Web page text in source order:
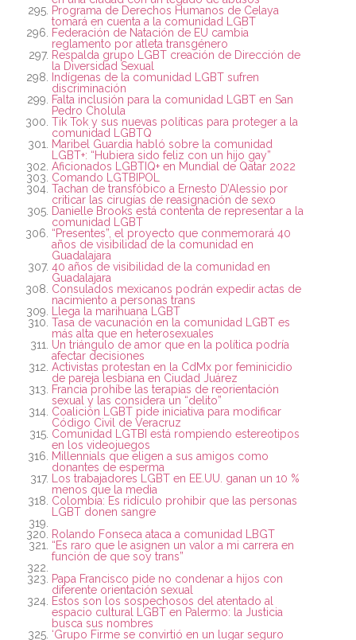
Programa de Derechos Humanos de Celaya
tomará en cuenta a la comunidad LGBT
Federación de Natación de EU cambia
reglamento por atleta transgénero
Respalda grupo LGBT creación de Dirección de
la Diversidad Sexual
Indígenas de la comunidad LGBT sufren
discriminación
Falta inclusión para la comunidad LGBT en San
Pedro Cholula
Tik Tok y sus nuevas políticas para proteger a la
comunidad LGBTQ
Maribel Guardia habló sobre la comunidad
LGBT+: “Hubiera sido feliz con un hijo gay”
Aficionados LGBTIQ+ en Mundial de Qatar 2022
Comando LGTBIPOL
Tachan de transfóbico a Ernesto D’Alessio por
criticar las cirugías de reasignación de sexo
Danielle Brooks está contenta de representar a la
comunidad LGBT
“Presentes”, el proyecto que conmemorará 40
años de visibilidad de la comunidad en
Guadalajara
40 años de visibilidad de la comunidad en
Guadalajara
Consulados mexicanos podrán expedir actas de
nacimiento a personas trans
Llega la marihuana LGBT
Tasa de vacunación en la comunidad LGBT es
más alta que en heterosexuales
Un triángulo de amor que en la política podría
afectar decisiones
Activistas protestan en la CdMx por feminicidio
de pareja lesbiana en Ciudad Juárez
Francia prohíbe las terapias de reorientación
sexual y las considera un “delito”
Coalición LGBT pide iniciativa para modificar
Código Civil de Veracruz
Comunidad LGTBI está rompiendo estereotipos
en los videojuegos
Millennials que eligen a sus amigos como
donantes de esperma
Los trabajadores LGBT en EE.UU. ganan un 10 %
menos que la media
Colombia: Es ridículo prohibir que las personas
LGBT donen sangre
Rolando Fonseca ataca a comunidad LBGT
“Es raro que le asignen un valor a mi carrera en
función de que soy trans”
Papa Francisco pide no condenar a hijos con
diferente orientación sexual
Estos son los sospechosos del atentado al
espacio cultural LGBT en Palermo: la Justicia
busca sus nombres
‘Grupo Firme se convirtió en un lugar seguro